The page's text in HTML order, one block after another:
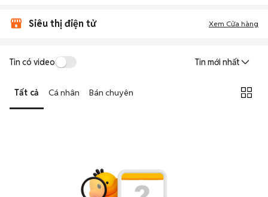
Siêu thị điện tử Xem Cửa hàng
Tin có video Tin mới nhất
Tất cả Cá nhân Bán chuyên